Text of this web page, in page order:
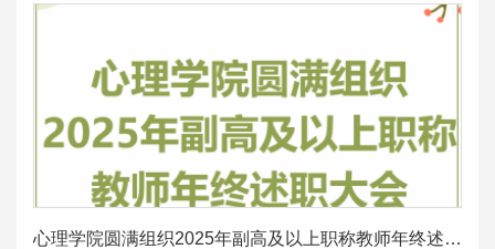
心理学院圆满组织2025年副高及以上职称教师年终述职大会